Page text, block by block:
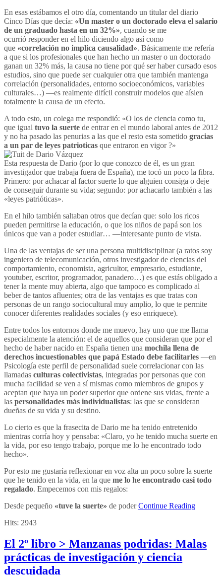
En esas estábamos el otro día, comentando un titular del diario
Cinco Días que decía: «Un master o un doctorado eleva el salario
de un graduado hasta en un 32%», cuando se me
ocurrió responder en el hilo diciendo algo así como
que «correlación no implica causalidad». Básicamente me refería
a que si los profesionales que han hecho un master o un doctorado
ganan un 32% más, la causa no tiene por qué ser haber cursado esos
estudios, sino que puede ser cualquier otra que también mantenga
correlación (personalidades, entorno socioeconómicos, variables
culturales…) —es realmente difícil construir modelos que aíslen
totalmente la causa de un efecto.
A todo esto, un colega me respondió: «O los de ciencia como tu,
que igual tuvo la suerte de entrar en el mundo laboral antes de 2012
y no ha pasado las penurias a las que el resto esta sometido gracias
a un par de leyes patrioticas que entraron en vigor ?»
Esta respuesta de Dario (por lo que conozco de él, es un gran
investigador que trabaja fuera de España), me tocó un poco la fibra.
Primero: por achacar al factor suerte lo que alguien consiga o deje
de conseguir durante su vida; segundo: por achacarlo también a las
«leyes patrióticas».
En el hilo también saltaban otros que decían que: solo los ricos
pueden permitirse la educación, o que los niños de papá son los
únicos que van a poder estudiar… —interesante punto de vista.
Una de las ventajas de ser una persona multidisciplinar (a ratos soy
ingeniero de telecomunicación, otros investigador de ciencias del
comportamiento, economista, agricultor, empresario, estudiante,
youtuber, escritor, programador, panadero…) es que estás obligado a
tener la mente muy abierta, algo que tampoco es complicado al
beber de tantos afluentes; otra de las ventajas es que tratas con
personas de un rango sociocultural muy amplio, lo que te permite
conocer diferentes realidades sociales (y eso enriquece).
Entre todos los entornos donde me muevo, hay uno que me llama
especialmente la atención: el de aquellos que consideran que por el
hecho de haber nacido en España tienen una mochila llena de
derechos incuestionables que papá Estado debe facilitarles —en
Psicología este perfil de personalidad suele correlacionar con las
llamadas culturas colectivistas, integradas por personas que con
mucha facilidad se ven a sí mismas como miembros de grupos y
aceptan que haya un poder superior que ordene sus vidas, frente a
las personalidades más individualistas: las que se consideran
dueñas de su vida y su destino.
Lo cierto es que la frasecita de Dario me ha tenido entretenido
mientras corría hoy y pensaba: «Claro, yo he tenido mucha suerte en
la vida, por eso tengo trabajo, porque me lo he encontrado todo
hecho».
Por esto me gustaría reflexionar en voz alta un poco sobre la suerte
que he tenido en la vida, en la que me lo he encontrado casi todo
regalado. Empecemos con mis regalos:
Desde pequeño «tuve la suerte» de poderContinue Reading
Hits: 2943
El 2º libro > Manzanas podridas: Malas
prácticas de investigación y ciencia
descuidada